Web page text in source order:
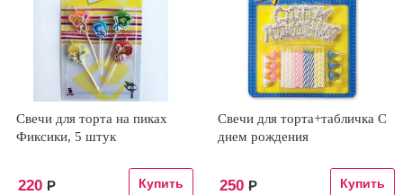
Свечи для торта на пиках
Фиксики, 5 штук
220 Р
Свечи для торта+табличка С
днем рождения
250 Р